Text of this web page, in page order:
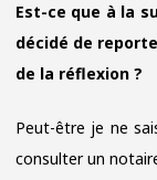
Est-ce que à la
décidé de
de la réflexion ?
Peut-être je ne
consulter un